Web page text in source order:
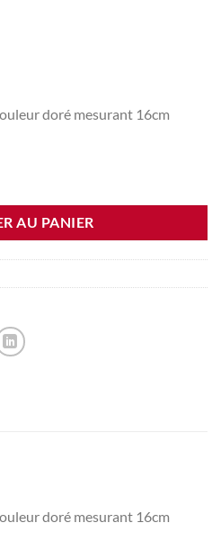
doré mesurant 16cm
AU PANIER
doré mesurant 16cm